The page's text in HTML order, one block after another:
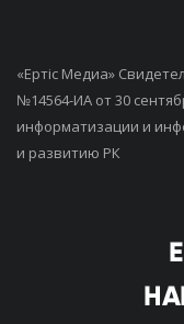
«Ертiс Медиа»
№14564-ИА от 30
информатизации и
и развитию РК